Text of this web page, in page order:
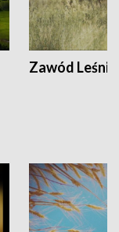
Zawód Leśnik